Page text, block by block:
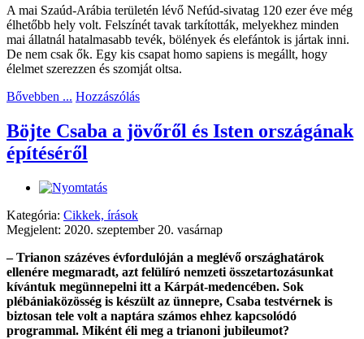
A mai Szaúd-Arábia területén lévő Nefúd-sivatag 120 ezer éve még
élhetőbb hely volt. Felszínét tavak tarkították, melyekhez minden
mai állatnál hatalmasabb tevék, bölények és elefántok is jártak inni.
De nem csak ők. Egy kis csapat homo sapiens is megállt, hogy
élelmet szerezzen és szomját oltsa.
Bővebben ... Hozzászólás
Böjte Csaba a jövőről és Isten országának
építéséről
Kategória: Cikkek, írások
Megjelent: 2020. szeptember 20. vasárnap
– Trianon százéves évfordulóján a meglévő országhatárok
ellenére megmaradt, azt felülíró nemzeti összetartozásunkat
kívántuk megünnepelni itt a Kárpát-medencében. Sok
plébániaközösség is készült az ünnepre, Csaba testvérnek is
biztosan tele volt a naptára számos ehhez kapcsolódó
programmal. Miként éli meg a trianoni jubileumot?